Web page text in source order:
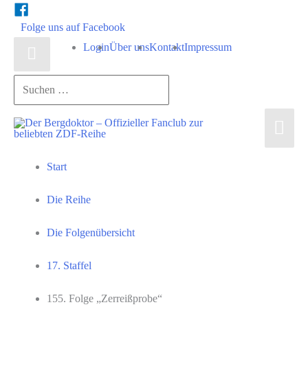
Inhalt
springen
Folge uns auf Facebook
Above
Header
LoginÜber unsKontaktImpressum
Suchen …
Start
Die Reihe
Die Folgenübersicht
17. Staffel
155. Folge „Zerreißprobe“